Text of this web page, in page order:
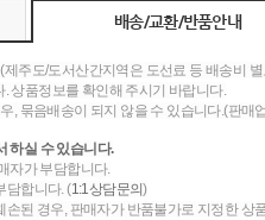
배송/교환/반품안내
주도/도서산간지역은 도선료 등 배송비
상품정보를 확인해 주시기 바랍니다.
, 묶음배송이 되지 않을 수 있습니다.(판
하실 수 있습니다.
자가 부담합니다.
담합니다. (1:1상담문의)
된 경우, 판매자가 반품불가로 지정한 상